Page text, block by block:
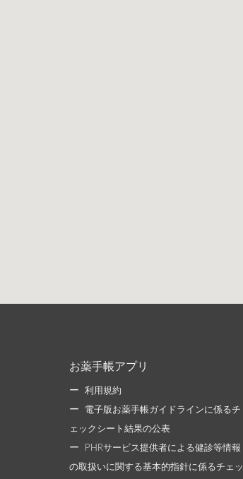
お薬手帳アプリ
利用規約
電子版お薬手帳ガイドラインに係るチ
ェックシート結果の公表
PHRサービス提供者による健診等情報
の取扱いに関する基本的指針に係るチェッ